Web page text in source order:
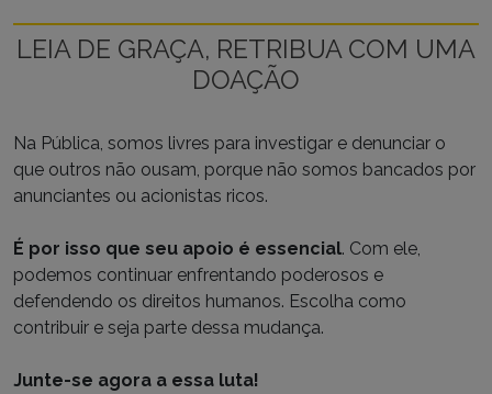
LEIA DE GRAÇA, RETRIBUA COM UMA
DOAÇÃO
Na Pública, somos livres para investigar e denunciar o
que outros não ousam, porque não somos bancados por
anunciantes ou acionistas ricos.
É por isso que seu apoio é essencial. Com ele,
podemos continuar enfrentando poderosos e
defendendo os direitos humanos. Escolha como
contribuir e seja parte dessa mudança.
Junte-se agora a essa luta!